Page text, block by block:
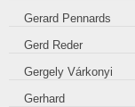
Gerard Pennards
Gerd Reder
Gergely Várkonyi
Gerhard